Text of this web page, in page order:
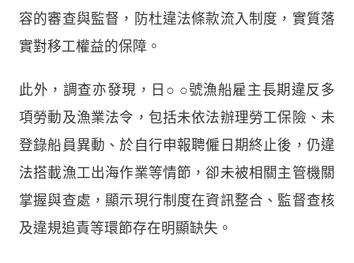
容的審查與監督，防杜違法條款流入制度，實質落
實對移工權益的保障。
此外，調查亦發現，日 ○ ○號漁船雇主長期違反多
項勞動及漁業法令，包括未依法辦理勞工保險、未
登錄船員異動、於自行申報聘僱日期終止後，仍違
法搭載漁工出海作業等情節，卻未被相關主管機關
掌握與查處，顯示現行制度在資訊整合、監督查核
及違規追責等環節存在明顯缺失。